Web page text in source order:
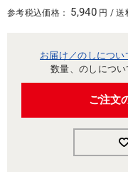
参考税込価格： 5,940円 / 送
お届け／のしについ
数量、のしについ
ご注文